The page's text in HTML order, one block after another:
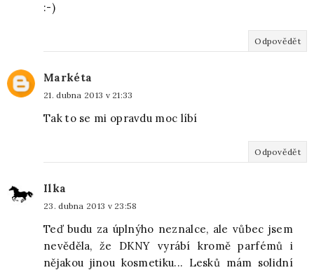
:-)
Odpovědět
Markéta
21. dubna 2013 v 21:33
Tak to se mi opravdu moc líbí
Odpovědět
Ilka
23. dubna 2013 v 23:58
Teď budu za úplnýho neznalce, ale vůbec jsem
nevěděla, že DKNY vyrábí kromě parfémů i
nějakou jinou kosmetiku... Lesků mám solidní